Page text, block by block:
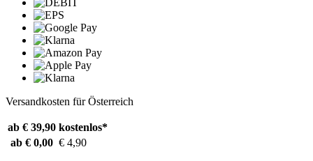
Versandkosten für Österreich
ab € 39,90 kostenlos*
ab € 0,00 € 4,90